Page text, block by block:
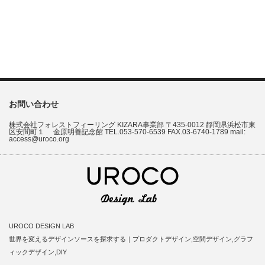
お問い合わせ
株式会社フォレストフィーリング KIZARA事業部 〒435-0012 靜岡県浜松市東
区安間町１ 金原明善記念館 TEL.053-570-6539 FAX.03-6740-1789 mail:
access@uroco.org
UROCO DESIGN LAB
世界を変えるデザインソースを探求する｜プロダクトデザイン,空間デザイン,グラフ
ィックデザイン,DIY